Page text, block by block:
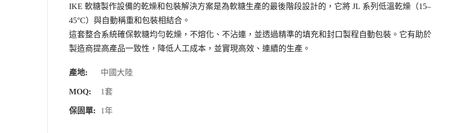
IKE 軟糖製作設備的乾燥和包裝解決方案是為軟糖生產的最後階段設計的，它將 JL 系列低溫乾燥（15–
45°C）與自動稱重和包裝相結合。
這套整合系統確保軟糖均勻乾燥，不熔化、不沾連，並透過精準的填充和封口製程自動包裝。它有助於
製造商提高產品一致性，降低人工成本，並實現高效、連續的生產。
產地:
中國大陸
MOQ:
1套
保固單:
1年